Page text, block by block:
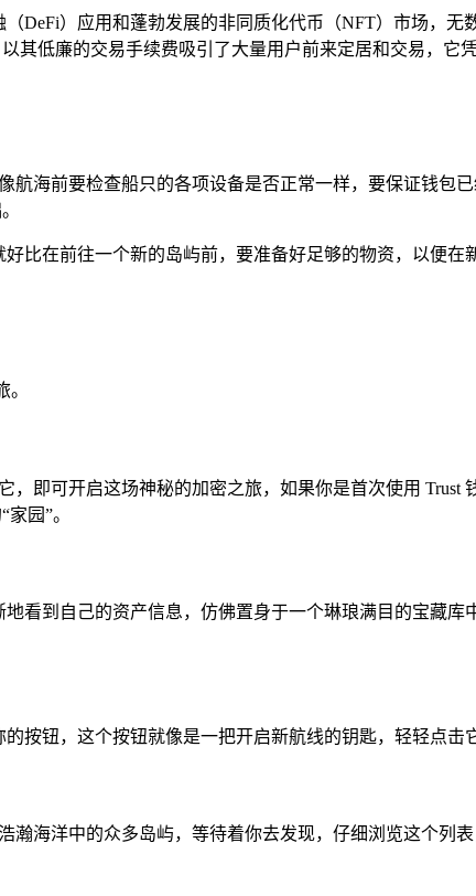
DeFi）应用和蓬勃发展的非同质化代币（NFT）市场，无
低廉的交易手续费吸引了大量用户前来定居和交易，它
航海前要检查船只的各项设备是否正常一样，要保证钱包
比在前往一个新的岛屿前，要准备好足够的物资，以便在
即可开启这场神秘的加密之旅，如果你是首次使用 Trust
园”。
看到自己的资产信息，仿佛置身于一个琳琅满目的宝藏库
按钮，这个按钮就像是一把开启新航线的钥匙，轻轻点击
海洋中的众多岛屿，等待着你去发现，仔细浏览这个列